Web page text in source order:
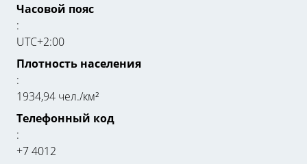
Часовой пояс
:
UTC+2:00
Плотность населения
:
1934,94 чел./км²
Телефонный код
:
+7 4012